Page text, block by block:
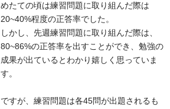
めたての頃は練習問題に取り組んだ際は
20~40%程度の正答率でした。
しかし、先週練習問題に取り組んだ際は、
80~86%の正答率を出すことができ、勉強の
成果が出ているとわかり嬉しく思っていま
す。
ですが、練習問題は各45問が出題されるも